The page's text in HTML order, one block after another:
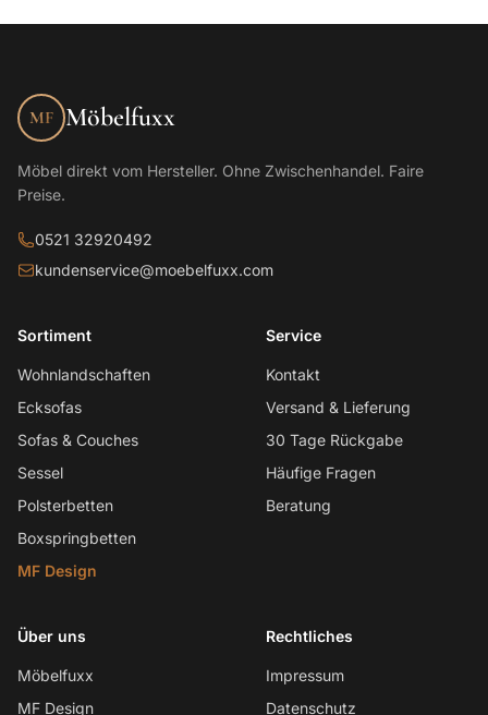
MF Möbelfuxx
Möbel direkt vom Hersteller. Ohne Zwischenhandel. Faire
Preise.
0521 32920492
kundenservice@moebelfuxx.com
Sortiment
Wohnlandschaften
Ecksofas
Sofas & Couches
Sessel
Polsterbetten
Boxspringbetten
MF Design
Service
Kontakt
Versand & Lieferung
30 Tage Rückgabe
Häufige Fragen
Beratung
Über uns
Möbelfuxx
MF Design
Rechtliches
Impressum
Datenschutz